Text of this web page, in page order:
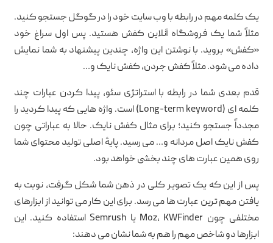
یک کلمه مهم در رابطه با وب سایت خود را در گوگل جستجو کنید.
مثلاً شما یک فروشگاه آنلاین کفش هستید. پس اول سراغ خود
«کفش» بروید. با نوشتن این واژه، چندین پیشنهاد به شما نمایش
داده می شود. مثلاً کفش جردن، کفش نایک و…
قدم بعدی شما در رابطه با استراتژی سئو، پیدا کردن عبارات چند
کلمه ای (Long-term keyword) است. واژه هایی که پیدا کردید را
مجدداً جستجو کنید؛ برای مثال کفش نایک. حالا به عباراتی چون
کفش نایک اصل مردانه و… می رسید. پایهٔ اصلی تولید محتوای شما
روی همین عبارت های چند بخشی خواهد بود.
پس از این که یک تصویر کلی در ذهن شما شکل گرفت، نوبت به
یافتن مهم ترین عبارت ها می رسد. برای این کار می توانید از ابزارهای
مختلفی چون Moz، KWFinder یا Semrush استفاده کنید. این
ابزارها دو شاخص مهم را هم به شما نشان می دهند: